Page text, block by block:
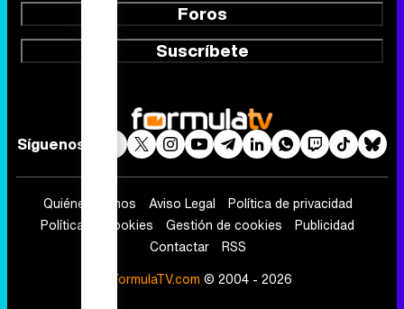
Foros
Suscríbete
Síguenos
Quiénes somos Aviso Legal
Política de privacidad
Política de cookies
Gestión de cookies
Publicidad
Contactar
RSS
FormulaTV.com © 2004 - 2026